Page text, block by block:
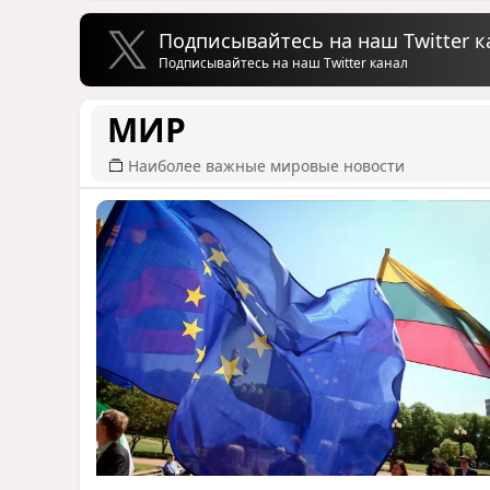
Подписывайтесь на наш Twitter
Подписывайтесь на наш Twitter канал
МИР
Наиболее важные мировые новости